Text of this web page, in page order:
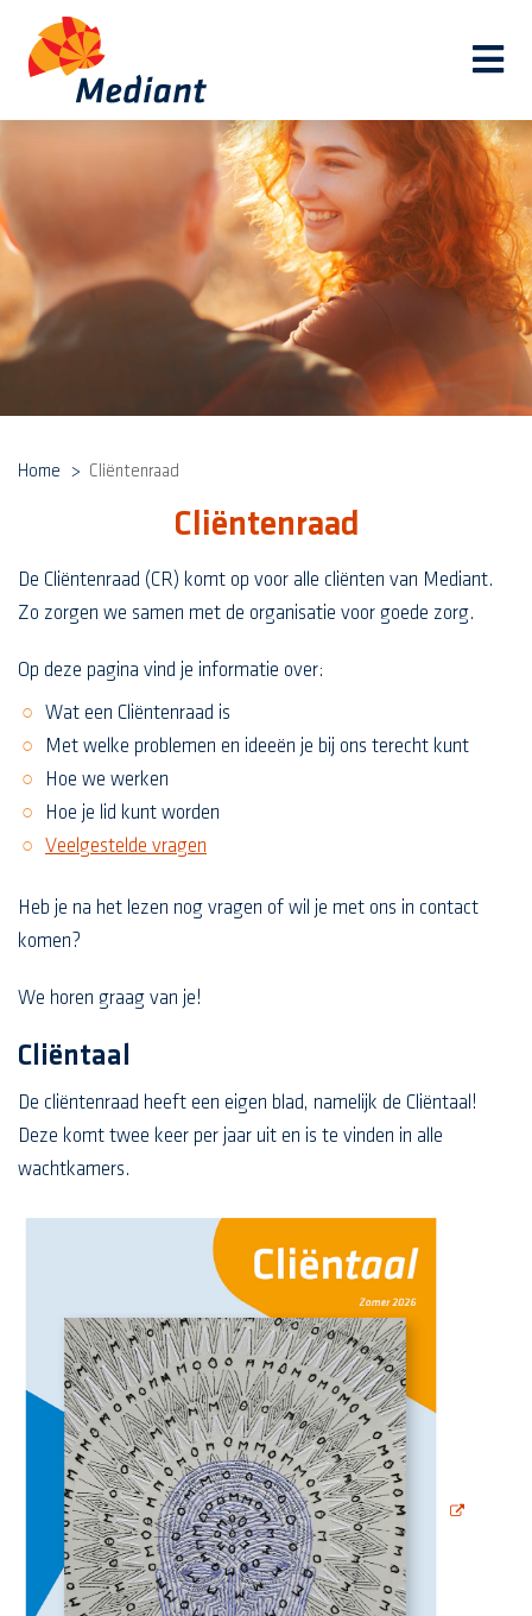
Home Cliëntenraad
Cliëntenraad
De Cliëntenraad (CR) komt op voor alle cliënten van Mediant.
Zo zorgen we samen met de organisatie voor goede zorg.
Op deze pagina vind je informatie over:
Wat een Cliëntenraad is
Met welke problemen en ideeën je bij ons terecht kunt
Hoe we werken
Hoe je lid kunt worden
Veelgestelde vragen
Heb je na het lezen nog vragen of wil je met ons in contact
komen?
We horen graag van je!
Cliëntaal
De cliëntenraad heeft een eigen blad, namelijk de Cliëntaal!
Deze komt twee keer per jaar uit en is te vinden in alle
wachtkamers.